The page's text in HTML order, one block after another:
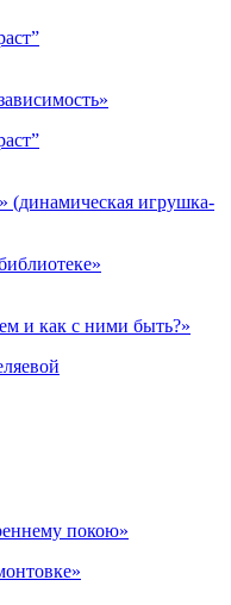
(динамическая игрушка-
и как с ними быть?»
покою»